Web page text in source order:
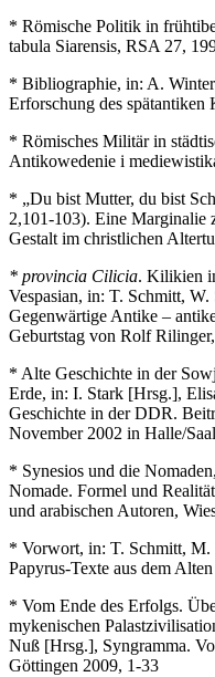
* Römische Politik in
tabula Siarensis, RSA 27,
* Bibliographie, in: A.
Erforschung des
* Römisches Militär in
Antikowedenie i
* „Du bist Mutter, du bist
2,101-103). Eine Marginalie
Gestalt im christlichen
* provincia Cilicia. Kilikien
Vespasian, in: T. Schmitt,
Gegenwärtige Antike –
Geburtstag von Rolf
* Alte Geschichte in der
Erde, in: I. Stark [Hrsg.],
Geschichte in der DDR.
November 2002 in Halle/
* Synesios und die
Nomade. Formel und
und arabischen Autoren,
* Vorwort, in: T. Schmitt, M.
Papyrus-Texte aus dem
* Vom Ende des Erfolgs.
mykenischen
Nuß [Hrsg.], Syngramma.
Göttingen 2009, 1-33